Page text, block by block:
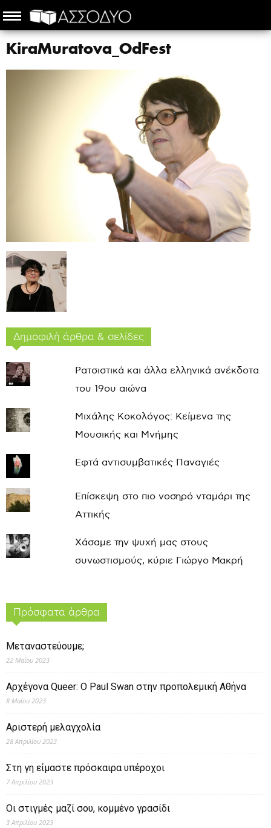
KiraMuratova_OdFest
Δημοφιλή άρθρα & σελίδες
Ρατσιστικά και άλλα ελληνικά ανέκδοτα
του 19ου αιώνα
Μιχάλης Κοκολόγος: Κείμενα της
Μουσικής και Μνήμης
Εφτά αντισυμβατικές Παναγιές
Επίσκεψη στο πιο νοσηρό νταμάρι της
Αττικής
Χάσαμε την ψυχή μας στους
συνωστισμούς, κύριε Γιώργο Μακρή
Πρόσφατα άρθρα
Μεταναστεύουμε;
22 Μαΐου 2023
Αρχέγονα Queer: O Paul Swan στην προπολεμική Αθήνα
8 Μαΐου 2023
Αριστερή μελαγχολία
28 Απριλίου 2023
Στη γη είμαστε πρόσκαιρα υπέροχοι
7 Απριλίου 2023
Οι στιγμές μαζί σου, κομμένο γρασίδι
3 Απριλίου 2023